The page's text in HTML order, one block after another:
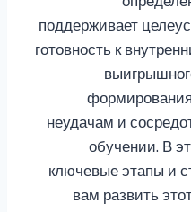
поддерживает
готовность к
неудачам и
обучении. В
ключевые этапы и
вам развить